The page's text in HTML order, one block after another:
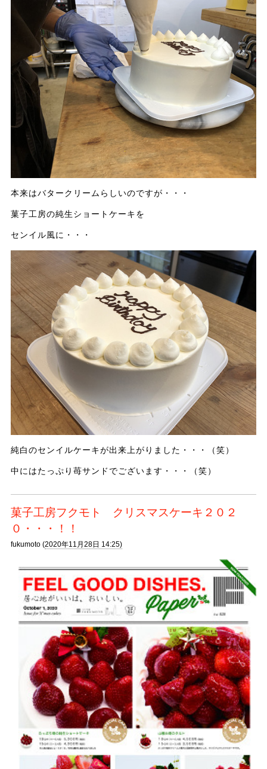
本来はバタークリームらしいのですが・・・
菓子工房の純生ショートケーキを
センイル風に・・・
純白のセンイルケーキが出来上がりました・・・（笑）
中にはたっぷり苺サンドでございます・・・（笑）
菓子工房フクモト クリスマスケーキ２０２
０・・・！！
fukumoto (2020年11月28日 14:25)